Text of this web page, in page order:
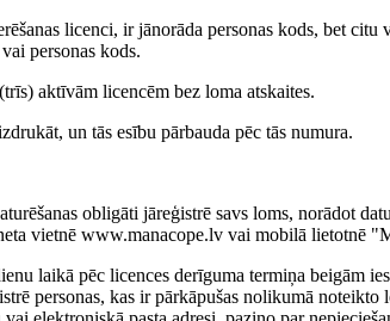
licenci, ir jānorāda personas kods, bet citu
personas kods.
aktīvām licencēm bez loma atskaites.
un tās esību pārbauda pēc tās numura.
obligāti jāreģistrē savs loms, norādot
vietnē www.manacope.lv vai mobilā lietotnē
laikā pēc licences derīguma termiņa beigām
personas, kas ir pārkāpušas nolikumā noteikto